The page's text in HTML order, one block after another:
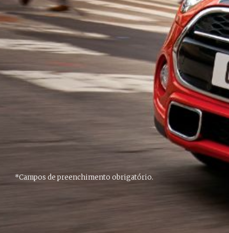
*Campos de preenchimento obrigatório.